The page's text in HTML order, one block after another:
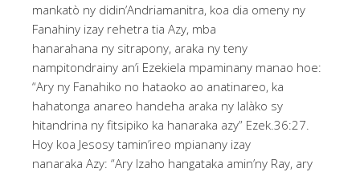
mankatò ny didin’Andriamanitra, koa dia omeny ny
Fanahiny izay rehetra tia Azy, mba
hanarahana ny sitrapony, araka ny teny
nampitondrainy an’i Ezekiela mpaminany manao hoe:
“Ary ny Fanahiko no hataoko ao anatinareo, ka
hahatonga anareo handeha araka ny lalàko sy
hitandrina ny fitsipiko ka hanaraka azy” Ezek.36:27.
Hoy koa Jesosy tamin’ireo mpianany izay
nanaraka Azy: “Ary Izaho hangataka amin’ny Ray, ary